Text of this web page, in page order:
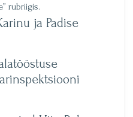
rubriigis.
ja Padise